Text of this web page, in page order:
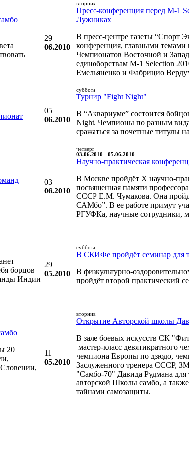
29
06.2010
вторник
Пресс-конференция перед M-1
Лужниках
В пресс-центре газеты “Спорт
конференция, главными темами
Чемпионатов Восточной и
единоборствам M-1 Selection
Емельяненко и Фабрицио
05
06.2010
суббота
Турнир "Fight Night"
В “Аквариуме” состоится
Night. Чемпионы по разным
сражаться за почетные титулы
03
06.2010
четверг
03.06.2010 - 05.06.2010
Научно-практическая
В Москве пройдёт X научно-
посвященная памяти
СССР Е.М. Чумакова. Она
САМбо”. В ее работе примут
РГУФКа, научные сотрудники,
борцов
Индии
29
05.2010
суббота
В СКИФе пройдёт семинар для
В физкультурно-
пройдёт второй практический
20
11
05.2010
вторник
Открытие Авторской школы
В зале боевых искусств СК
мастер-класс девятикратного
чемпиона Европы по дзюдо,
Заслуженного тренера СССР,
"Самбо-70" Давида Рудмана для
авторской Школы самбо, а
тайнами самозащиты.